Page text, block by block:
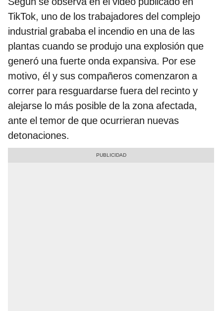
TikTok, uno de los trabajadores del complejo
industrial grababa el incendio en una de las
plantas cuando se produjo una explosión que
generó una fuerte onda expansiva. Por ese
motivo, él y sus compañeros comenzaron a
correr para resguardarse fuera del recinto y
alejarse lo más posible de la zona afectada,
ante el temor de que ocurrieran nuevas
detonaciones.